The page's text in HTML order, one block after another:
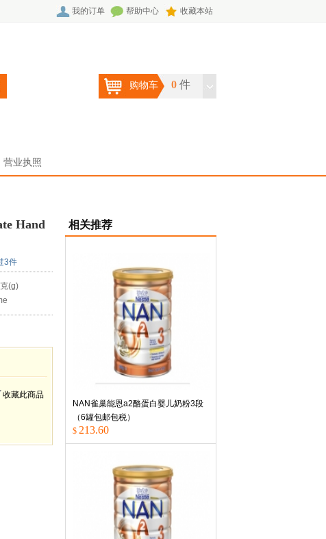
我的订单 帮助中心 收藏本站
购物车 0 件
营业执照
Hand
3件
克(g)
收藏此商品
相关推荐
NAN雀巢能恩a2酪蛋白婴儿奶粉3段
（6罐包邮包税）
$ 213.60